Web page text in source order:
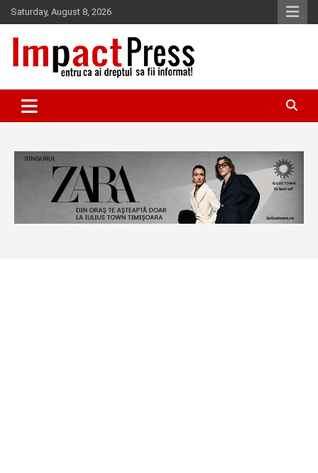
Skip
to
content
Saturday, August 8, 2026
IMPACTPRESS